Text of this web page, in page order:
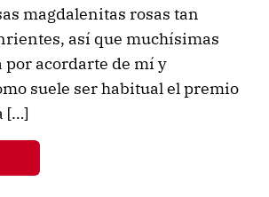
magdalenitas rosas tan
así que muchísimas
por acordarte de mí y
suele ser habitual el premio
[…]